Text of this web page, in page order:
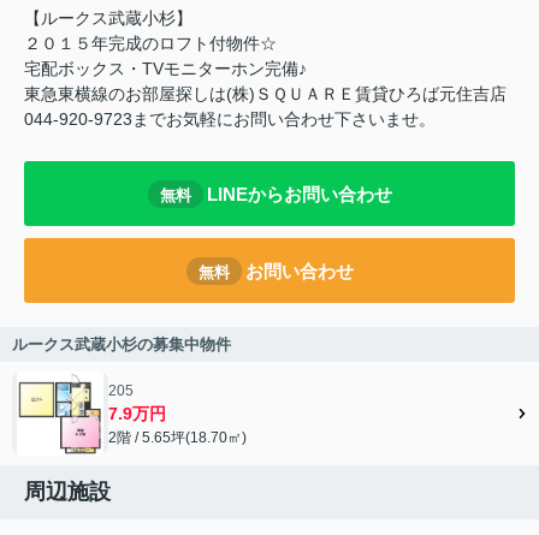
【ルークス武蔵小杉】
２０１５年完成のロフト付物件☆
宅配ボックス・TVモニターホン完備♪
東急東横線のお部屋探しは(株)ＳＱＵＡＲＥ賃貸ひろば元住吉店
044-920-9723までお気軽にお問い合わせ下さいませ。
無料 LINEからお問い合わせ
無料 お問い合わせ
ルークス武蔵小杉の募集中物件
205
7.9万円
2階 / 5.65坪(18.70㎡)
周辺施設